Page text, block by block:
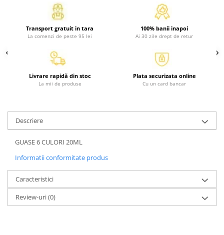
Carti pentru copii
Activitati si jocuri pentru copii
Atlase, dictionare si enciclopedii
Benzi desenate
Carte prescolara
Carti de colorat
Carti pentru copii
Literatura si fictiune
Povesti pentru copii
Povesti si povestiri
Dictionare si enciclopedii
Atlase
Atlase, dictionare si enciclopedii
Dictionare de limba romana
Dictionare tematice
Transport gratuit in tara
La comenzi de peste 95 lei
100% banii inapoi
Ai 30 zile drept de retur
Livrare rapidă din stoc
La mii de produse
Plata securizata online
Cu un card bancar
Descriere
GUASE 6 CULORI 20ML
Informatii conformitate produs
Caracteristici
Review-uri(0)